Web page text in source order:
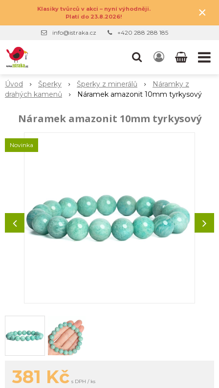
Klasiky tvůrců v akci – nyní výhodněji.
Platí do 23.8.2026!
×
info@istraka.cz +420 288 288 185
Úvod Šperky Šperky z minerálů
Náramky z
drahých kamenů
Náramek amazonit 10mm tyrkysový
Náramek amazonit 10mm tyrkysový
Novinka
381 Kč s DPH / ks